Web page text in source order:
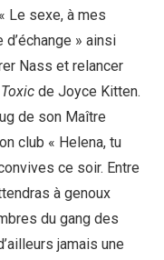
Le sexe, à mes
d’échange » ainsi
Nass et relancer
Toxic de Joyce Kitten.
de son Maître
club « Helena, tu
ce soir. Entre
à genoux
du gang des
jamais une